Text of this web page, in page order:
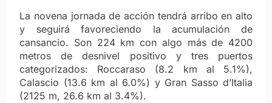
La novena jornada de acción tendrá arribo en alto
y seguirá favoreciendo la acumulación de
cansancio. Son 224 km con algo más de 4200
metros de desnivel positivo y tres puertos
categorizados: Roccaraso (8.2 km al 5.1%),
Calascio (13.6 km al 6.0%) y Gran Sasso d’Italia
(2125 m, 26.6 km al 3.4%).